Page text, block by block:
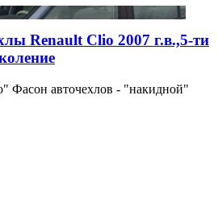
Renault Clio 2007 г.в.,5-ти
Фасон авточехлов - "накидной"